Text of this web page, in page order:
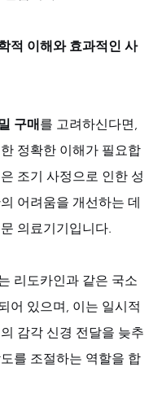
적 이해와 효과적인 사
구매를 고려하신다면,
정확한 이해가 필요합
조기 사정으로 인한 성
어려움을 개선하는 데
의료기기입니다.
리도카인과 같은 국소
어 있으며, 이는 일시적
감각 신경 전달을 늦추
를 조절하는 역할을 합